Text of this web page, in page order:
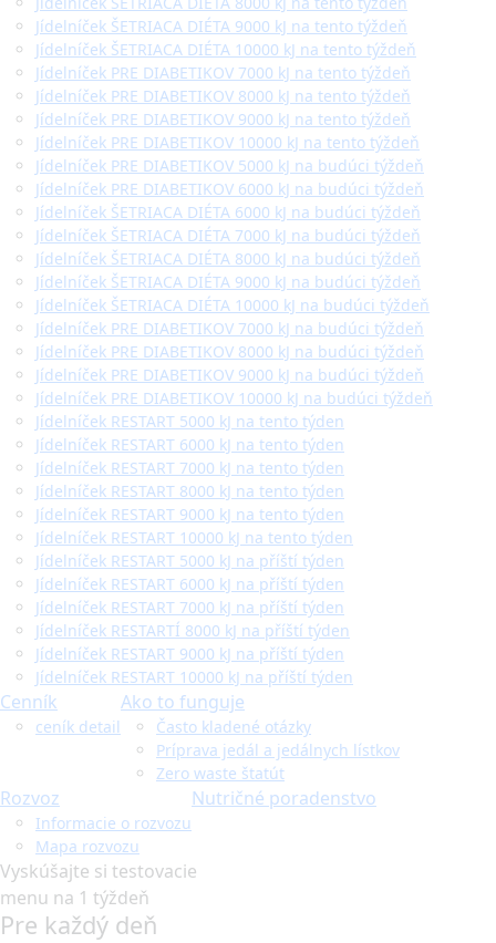
Jídelníček ŠETRIACA DIÉTA 9000 kJ na tento týždeň
Jídelníček ŠETRIACA DIÉTA 10000 kJ na tento týždeň
Jídelníček PRE DIABETIKOV 7000 kJ na tento týždeň
Jídelníček PRE DIABETIKOV 8000 kJ na tento týždeň
Jídelníček PRE DIABETIKOV 9000 kJ na tento týždeň
Jídelníček PRE DIABETIKOV 10000 kJ na tento týždeň
Jídelníček PRE DIABETIKOV 5000 kJ na budúci týždeň
Jídelníček PRE DIABETIKOV 6000 kJ na budúci týždeň
Jídelníček ŠETRIACA DIÉTA 6000 kJ na budúci týždeň
Jídelníček ŠETRIACA DIÉTA 7000 kJ na budúci týždeň
Jídelníček ŠETRIACA DIÉTA 8000 kJ na budúci týždeň
Jídelníček ŠETRIACA DIÉTA 9000 kJ na budúci týždeň
Jídelníček ŠETRIACA DIÉTA 10000 kJ na budúci týždeň
Jídelníček PRE DIABETIKOV 7000 kJ na budúci týždeň
Jídelníček PRE DIABETIKOV 8000 kJ na budúci týždeň
Jídelníček PRE DIABETIKOV 9000 kJ na budúci týždeň
Jídelníček PRE DIABETIKOV 10000 kJ na budúci týždeň
Jídelníček RESTART 5000 kJ na tento týden
Jídelníček RESTART 6000 kJ na tento týden
Jídelníček RESTART 7000 kJ na tento týden
Jídelníček RESTART 8000 kJ na tento týden
Jídelníček RESTART 9000 kJ na tento týden
Jídelníček RESTART 10000 kJ na tento týden
Jídelníček RESTART 5000 kJ na příští týden
Jídelníček RESTART 6000 kJ na příští týden
Jídelníček RESTART 7000 kJ na příští týden
Jídelníček RESTARTÍ 8000 kJ na příští týden
Jídelníček RESTART 9000 kJ na příští týden
Jídelníček RESTART 10000 kJ na příští týden
Cenník
ceník detail
Ako to funguje
Často kladené otázky
Príprava jedál a jedálnych lístkov
Zero waste štatút
Rozvoz
Informacie o rozvozu
Mapa rozvozu
Nutričné poradenstvo
Vyskúšajte si testovacie
menu na 1 týždeň
Pre každý deň